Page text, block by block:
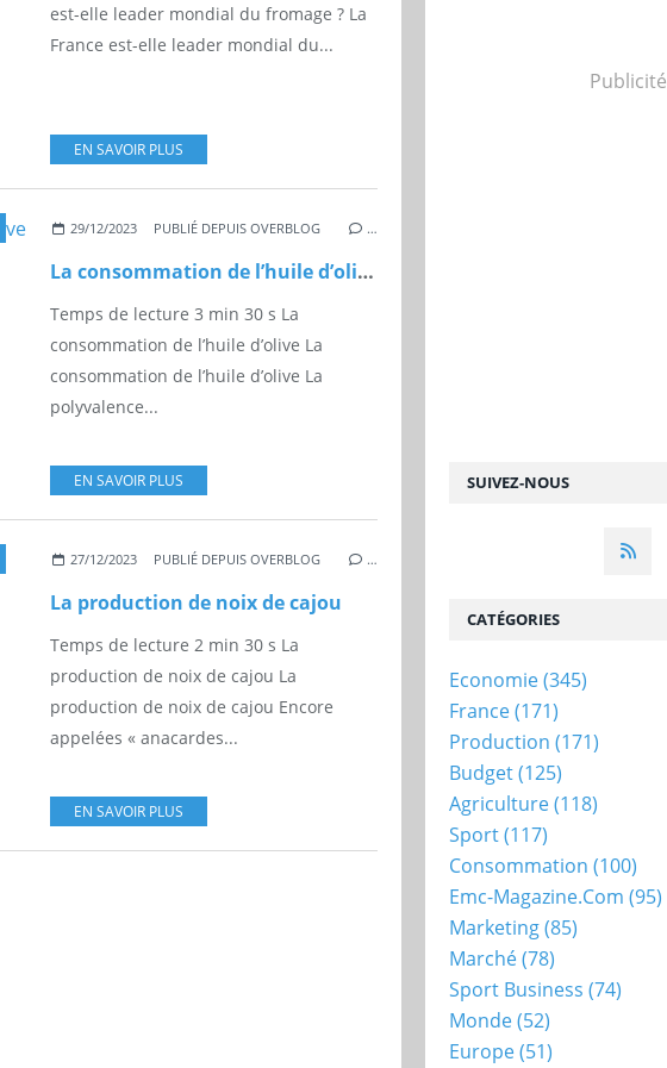
est-elle leader mondial du fromage ? La
France est-elle leader mondial du...
EN SAVOIR PLUS
,PRODUCTION,EMC-MAGAZINE.COM,AGRICULTURE
29/12/2023 PUBLIÉ DEPUIS OVERBLOG …
La consommation de l’huile d’olive
Temps de lecture 3 min 30 s La
consommation de l’huile d’olive La
consommation de l’huile d’olive La
polyvalence...
EN SAVOIR PLUS
,INDE,CÔTE D'IVOIRE, PRODUCTION,AFRIQUE, CONSOMMATION EMC-MAGAZINE.COM
27/12/2023 PUBLIÉ DEPUIS OVERBLOG …
La production de noix de cajou
Temps de lecture 2 min 30 s La
production de noix de cajou La
production de noix de cajou Encore
appelées « anacardes...
EN SAVOIR PLUS
SUIVEZ-NOUS
Publicité
CATÉGORIES
Economie(345)
France(171)
Production (171)
Budget(125)
Agriculture(118)
Sport(117)
Consommation (100)
Emc-Magazine.com (95)
Marketing(85)
Marché(78)
Sport Business (74)
Monde(52)
Europe(51)